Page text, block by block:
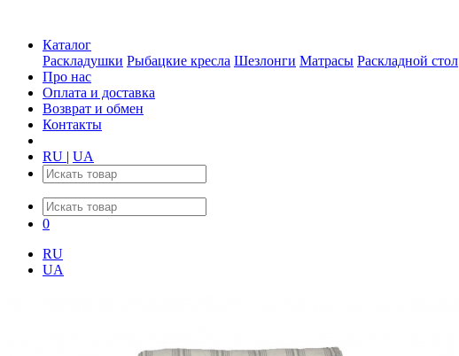
Каталог
Раскладушки Рыбацкие кресла Шезлонги Матрасы Раскладной стол
Про нас
Оплата и доставка
Возврат и обмен
Контакты
RU | UA
0
RU
UA